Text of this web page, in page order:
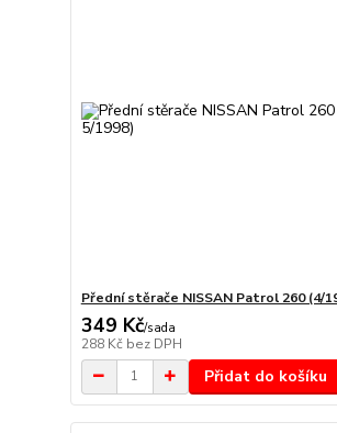
Přední stěrače NISSAN Patrol 260 (4/
349 Kč/sada
288 Kč bez DPH
Přidat do košíku